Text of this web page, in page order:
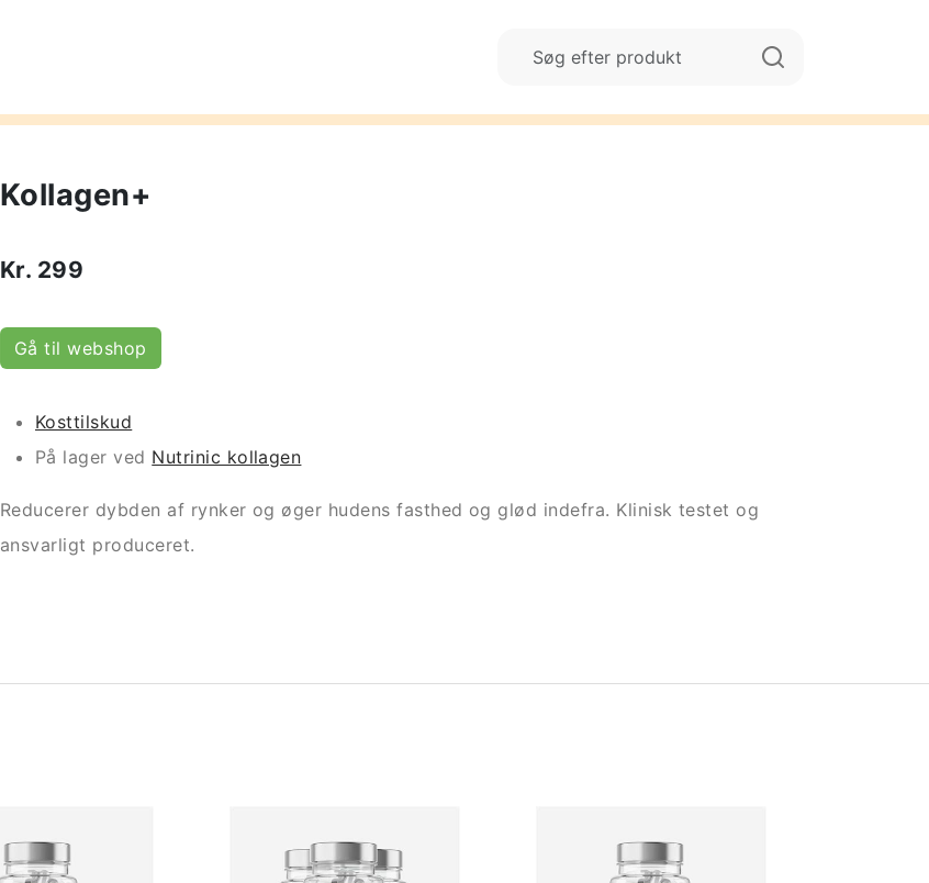
Kollagen+
Kr. 299
Gå til webshop
Kosttilskud
På lager ved Nutrinic kollagen
Reducerer dybden af rynker og øger hudens fasthed og glød indefra. Klinisk testet og
ansvarligt produceret.